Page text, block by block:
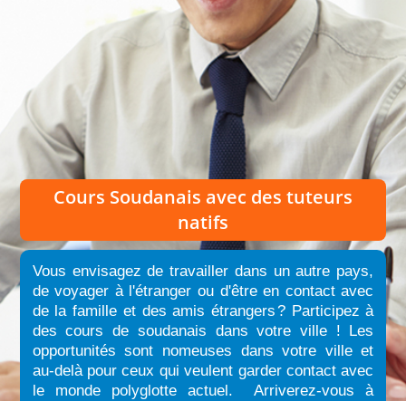
Cours Soudanais avec des tuteurs
natifs
Vous envisagez de travailler dans un autre pays,
de voyager à l'étranger ou d'être en contact avec
de la famille et des amis étrangers?Participez à
des cours de soudanais dans votre ville ! Les
opportunités sont nomeuses dans votre ville et
au-delà pour ceux qui veulent garder contact avec
le monde polyglotte actuel. Arriverez-vous à